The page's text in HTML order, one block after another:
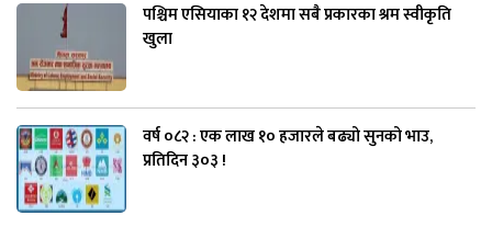
पश्चिम एसियाका १२ देशमा सबै प्रकारका श्रम स्वीकृति
खुला
वर्ष ०८२ : एक लाख १० हजारले बढ्यो सुनको भाउ,
प्रतिदिन ३०३ !